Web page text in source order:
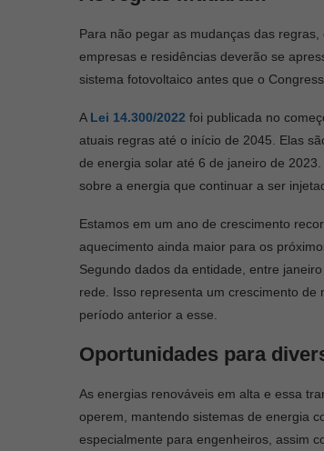
Para não pegar as mudanças das
empresas e residências deverão se
sistema fotovoltaico antes que o
A Lei 14.300/2022 foi publicada no
atuais regras até o início de 2045. Elas
de energia solar até 6 de janeiro de
sobre a energia que continuar a ser
Estamos em um ano de crescimento
aquecimento ainda maior para os
Segundo dados da entidade, entre
rede. Isso representa um crescimento
período anterior a esse.
Oportunidades para
As energias renováveis em alta e essa
operem, mantendo sistemas de energia
especialmente para engenheiros, assim